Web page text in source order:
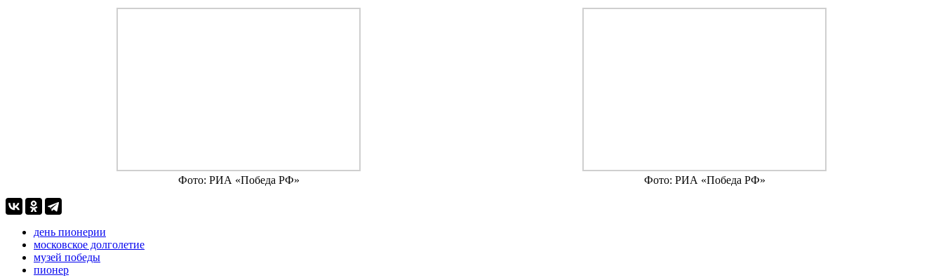
Фото: РИА «Победа РФ» Фото: РИА «Победа РФ»
день пионерии
московское долголетие
музей победы
пионер